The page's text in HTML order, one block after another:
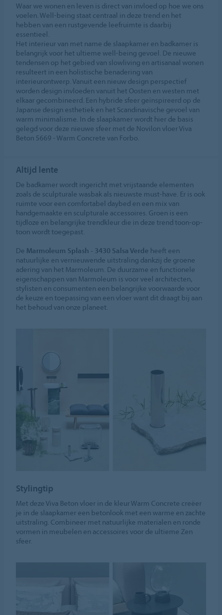
Waar we wonen en leven is direct van invloed op hoe we ons
voelen. Well-being staat centraal in deze trend en het
hebben van een rustgevende leefruimte is daarbij
essentieel.
Het interieur van met name de slaapkamer en badkamer is
belangrijk voor het ultieme well-being gevoel. De nieuwe
tendensen op het gebied van slowliving en artisanaal wonen
resulteert in een holistische benadering van
interieurontwerp. Vanuit een nieuw design perspectief
worden design invloeden vanuit het Oosten en westen met
elkaar gecombineerd. Een hybride sfeer geïnspireerd op de
Japanse design esthetiek en het Scandinavische gevoel van
warm minimalisme. In de slaapkamer wordt hier de basis
gelegd voor deze nieuwe sfeer met de Novilon vloer Viva
Beton 5669 - Warm Concrete van Forbo.
Altijd lente
De badkamer wordt ingericht met vrijstaande elementen
zoals de sculpturale wasbak als nieuwste must-have. Er is ook
ruimte voor een comfortabel daybed en een mix van
handgemaakte en sculpturale accessoires. Groen is een
tijdloze en belangrijke trendkleur die in deze trend toon-op-
toon wordt toegepast.
De Marmoleum Splash - 3430 Salsa Verde heeft een
natuurlijke en vernieuwende uitstraling dankzij de groene
adering van het Marmoleum. De duurzame en functionele
eigenschappen van Marmoleum is voor veel architecten,
stylisten en consumenten een belangrijke voorwaarde voor
de keuze en toepassing van een vloer want dit draagt bij aan
het behoud van onze planeet.
Stylingtip
Met deze Viva Beton vloer in de kleur Warm Concrete creëer
je in de slaapkamer een betonlook met een warme en zachte
uitstraling. Combineer met natuurlijke materialen en ronde
vormen in meubelen en accessoires voor de ultieme Zen
sfeer.